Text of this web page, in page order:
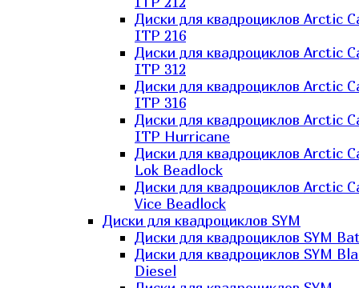
Диски для квадроциклов Arctic
ITP 216
Диски для квадроциклов Arctic
ITP 312
Диски для квадроциклов Arctic
ITP 316
Диски для квадроциклов Arctic
ITP Hurricane
Диски для квадроциклов Arctic
Lok Beadlock
Диски для квадроциклов Arctic
Vice Beadlock
Диски для квадроциклов SYM
Диски для квадроциклов SYM
Диски для квадроциклов SYM
Diesel